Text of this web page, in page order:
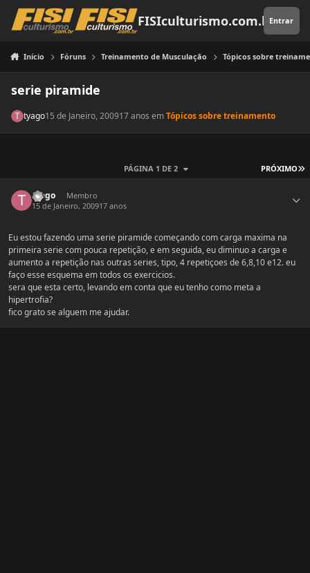
Pular para o conteúdo
FISIculturismo.com.brEntrar
Início Fóruns Treinamento de Musculação Tópicos sobre
serie piramide
tyago15 de Janeiro, 200917 anos emTópicos sobre treinamento
PRÓXIMO
PÁGINA 1 DE 2
tyago
Membro
15 de Janeiro, 200917 anos
Eu estou fazendo uma serie piramide começando com carga maxima na
primeira serie com pouca repetição, e em seguida, eu diminuo a carga e
aumento a repetição nas outras series, tipo, 4 repetiçoes de 6,8,10 e12. eu
faço esse esquema em todos os exercicios.
sera que esta certo, levando em conta que eu tenho como meta a
hipertrofia?
fico grato se alguem me ajudar.